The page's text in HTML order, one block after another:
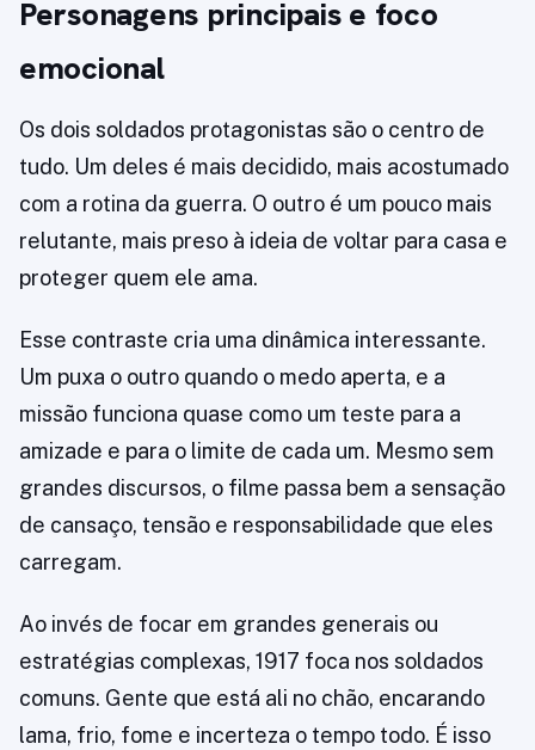
Personagens principais e foco
emocional
Os dois soldados protagonistas são o centro de
tudo. Um deles é mais decidido, mais acostumado
com a rotina da guerra. O outro é um pouco mais
relutante, mais preso à ideia de voltar para casa e
proteger quem ele ama.
Esse contraste cria uma dinâmica interessante.
Um puxa o outro quando o medo aperta, e a
missão funciona quase como um teste para a
amizade e para o limite de cada um. Mesmo sem
grandes discursos, o filme passa bem a sensação
de cansaço, tensão e responsabilidade que eles
carregam.
Ao invés de focar em grandes generais ou
estratégias complexas, 1917 foca nos soldados
comuns. Gente que está ali no chão, encarando
lama, frio, fome e incerteza o tempo todo. É isso